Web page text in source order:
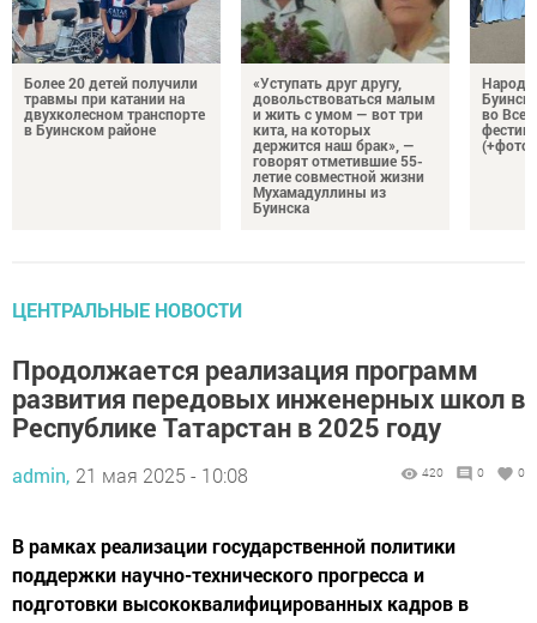
Более 20 детей получили
травмы при катании на
двухколесном транспорте
в Буинском районе
«Уступать друг другу,
довольствоваться малым
и жить с умом — вот три
кита, на которых
держится наш брак», —
говорят отметившие 55-
летие совместной жизни
Мухамадуллины из
Буинска
во
(+фото)
ЦЕНТРАЛЬНЫЕ НОВОСТИ
Продолжается реализация программ
развития передовых инженерных школ в
Республике Татарстан в 2025 году
admin, 21 мая 2025 - 10:08 420 0 0
В рамках реализации государственной политики
поддержки научно-технического прогресса и
подготовки высококвалифицированных кадров в